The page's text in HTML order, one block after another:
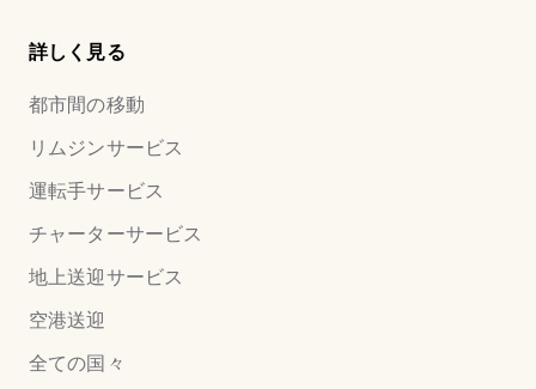
詳しく見る
都市間の移動
リムジンサービス
運転手サービス
チャーターサービス
地上送迎サービス
空港送迎
全ての国々